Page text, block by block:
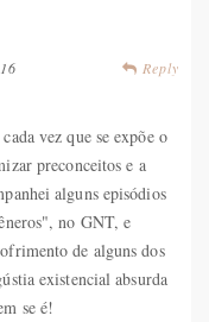
Reply
vez que se expõe o
preconceitos e a
alguns episódios
no GNT, e
de alguns dos
existencial absurda
se é!